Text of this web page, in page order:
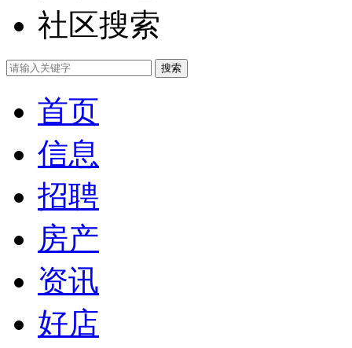
社区搜索
首页
信息
招聘
房产
资讯
好店